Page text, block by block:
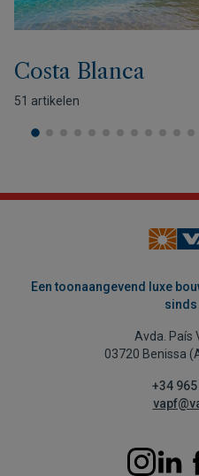
Costa Blanca
51 artikelen
Een toonaangevend luxe
sinds
Avda. País
03720 Benissa
+34